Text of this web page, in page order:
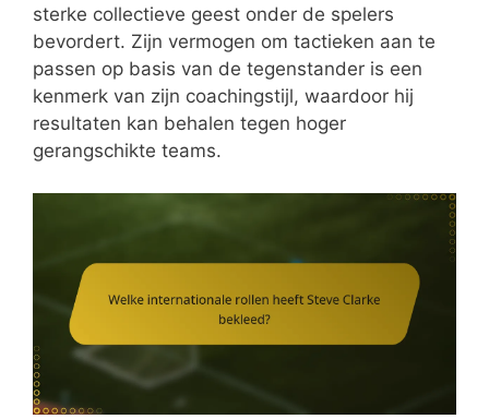
sterke collectieve geest onder de spelers
bevordert. Zijn vermogen om tactieken aan te
passen op basis van de tegenstander is een
kenmerk van zijn coachingstijl, waardoor hij
resultaten kan behalen tegen hoger
gerangschikte teams.